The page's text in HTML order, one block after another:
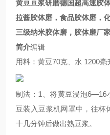
黄豆豆浆研磨德国超高速胶
拉酱胶体磨，食品胶体磨，
三级纳米胶体磨，胶体磨厂家
简介编辑
用料：黄豆70克、水 1200毫
制法：1、将黄豆浸泡6—16
豆装入豆浆机网罩中，往杯
十几分钟后做出熟豆浆。